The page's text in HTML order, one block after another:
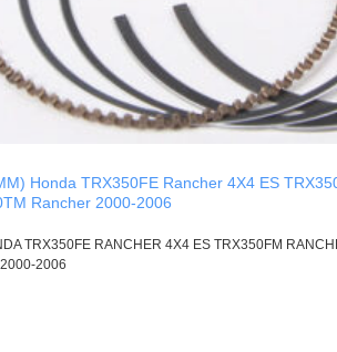
Honda TRX350FE Rancher 4X4 ES
Rancher 2000-2006
TRX350FE RANCHER 4X4 ES TRX350FM
2006